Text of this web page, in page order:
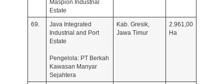
Maspion Industrial
Estate
69.
Java Integrated
Industrial and Port
Estate
Pengelola: PT Berkah
Kawasan Manyar
Sejahtera
Kab. Gresik,
Jawa Timur
2.961,00
Ha